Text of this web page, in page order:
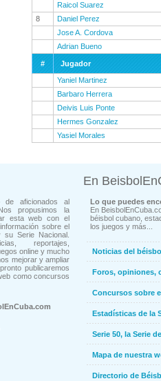
Raicol Suarez
8
Daniel Perez
Jose A. Cordova
Adrian Bueno
#
Jugador
Yaniel Martinez
Barbaro Herrera
Deivis Luis Ponte
Hermes Gonzalez
Yasiel Morales
de aficionados al
propusimos la
esta web con el
sobre el
Serie Nacional.
reportajes,
online y mucho
mejorar y ampliar
publicaremos
como concursos
En
Lo que puedes
En
béisbol cubano,
los juegos y más...
Noticias del
Foros, opiniones,
Concursos sobre
Estadísticas de la
Serie 50, la Serie
Mapa de nuestra
Directorio de